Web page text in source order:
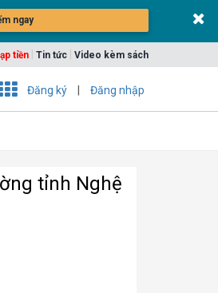
ngay
tiền Tin tức Video kèm sách
Đăng ký Đăng nhập
tỉnh Nghệ